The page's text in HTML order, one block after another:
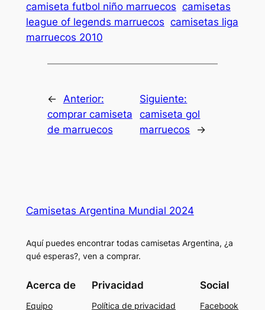
camiseta futbol niño marruecos camisetas
league of legends marruecos camisetas liga
marruecos 2010
←
Anterior:
comprar camiseta
de marruecos
Siguiente:
camiseta gol
marruecos
→
Camisetas Argentina Mundial 2024
Aquí puedes encontrar todas camisetas Argentina, ¿a
qué esperas?, ven a comprar.
Acerca de
Equipo
Privacidad
Política de privacidad
Social
Facebook